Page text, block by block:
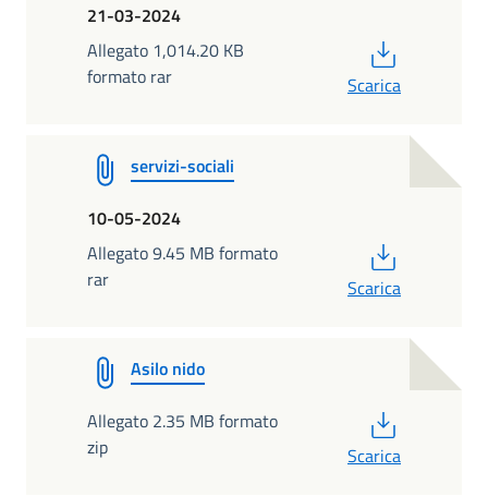
21-03-2024
Allegato 1,014.20 KB
formato rar
Scarica
servizi-sociali
10-05-2024
Allegato 9.45 MB formato
rar
Scarica
Asilo nido
Allegato 2.35 MB formato
zip
Scarica